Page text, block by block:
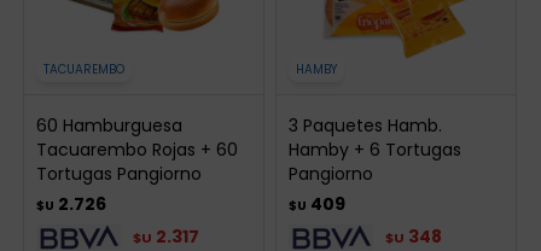
TACUAREMBO
60 Hamburguesa
Tacuarembo Rojas + 60
Tortugas Pangiorno
$U 2.726
$U 2.317
HAMBY
3 Paquetes Hamb.
Hamby + 6 Tortugas
Pangiorno
$U 409
$U 348